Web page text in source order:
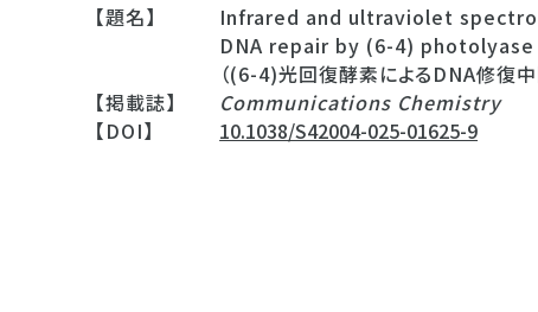
【題名】
Infrared and ultraviolet
DNA repair by (6-4) photolyase
（(6-4)光回復酵素によるDNA修復
【掲載誌】
Communications Chemistry
【DOI】
10.1038/S42004-025-01625-9